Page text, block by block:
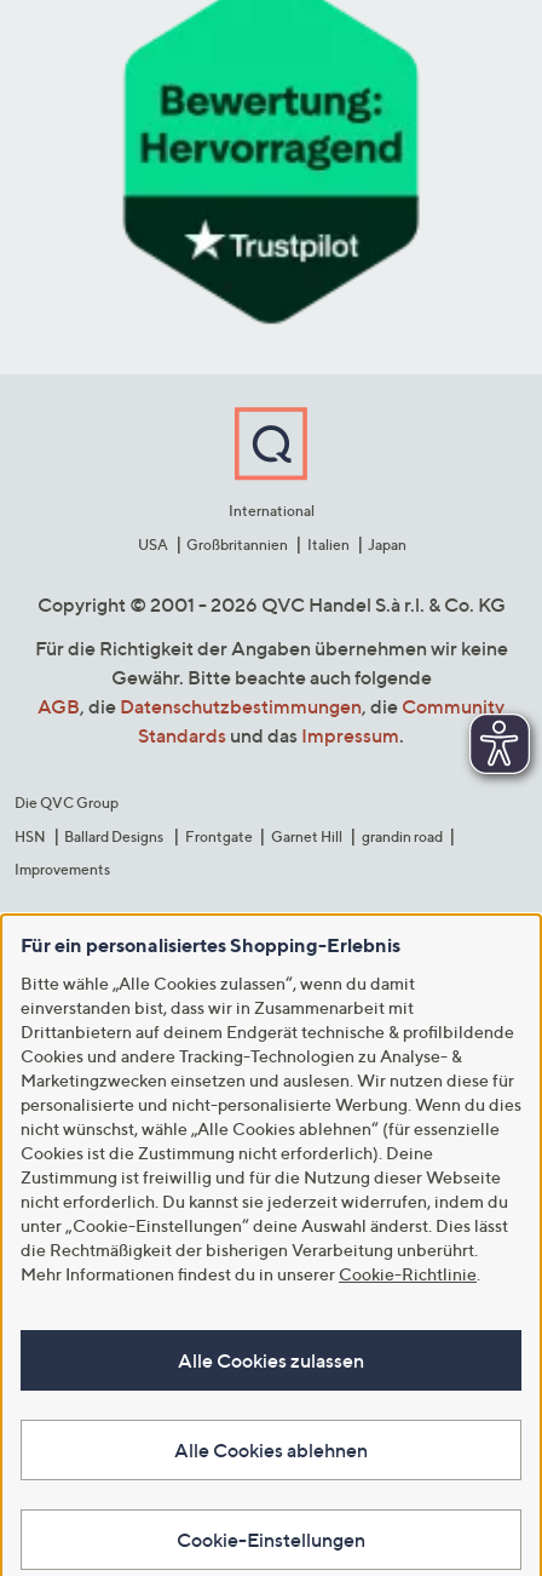
International
USA
Großbritannien Italien Japan
Copyright © 2001 - 2026 QVC Handel S.à r.l. & Co. KG
Für die Richtigkeit der Angaben übernehmen wir keine
Gewähr. Bitte beachte auch folgende
AGB, die Datenschutzbestimmungen, die Community
Standards und das Impressum.
Die QVC Group
HSN
Ballard Designs Frontgate Garnet Hill
grandin road
Improvements
Für ein personalisiertes Shopping-Erlebnis
Bitte wähle „Alle Cookies zulassen“, wenn du damit
einverstanden bist, dass wir in Zusammenarbeit mit
Drittanbietern auf deinem Endgerät technische & profilbildende
Cookies und andere Tracking-Technologien zu Analyse- &
Marketingzwecken einsetzen und auslesen. Wir nutzen diese für
personalisierte und nicht-personalisierte Werbung. Wenn du dies
nicht wünschst, wähle „Alle Cookies ablehnen“ (für essenzielle
Cookies ist die Zustimmung nicht erforderlich). Deine
Zustimmung ist freiwillig und für die Nutzung dieser Webseite
nicht erforderlich. Du kannst sie jederzeit widerrufen, indem du
unter „Cookie-Einstellungen“ deine Auswahl änderst. Dies lässt
die Rechtmäßigkeit der bisherigen Verarbeitung unberührt.
Mehr Informationen findest du in unserer Cookie-Richtlinie
Alle Cookies zulassen
Alle Cookies ablehnen
Cookie-Einstellungen